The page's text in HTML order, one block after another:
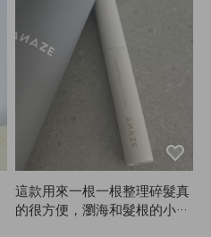
這款用來一根一根整理碎髮真
的很方便，瀏海和髮根的小毛